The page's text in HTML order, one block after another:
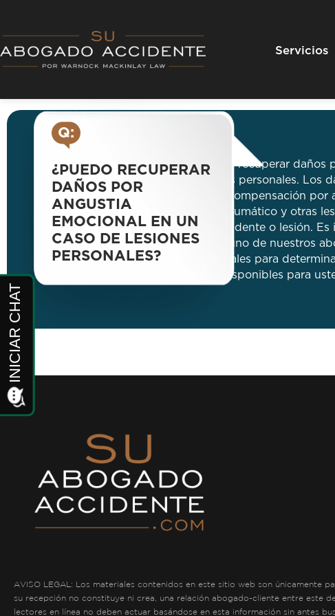
content
Servicios
R:Sí, es posible recuperar daños
caso de lesiones personales. Los
pueden incluir compensación
de estrés postraumático y otras
resultan del accidente o lesión.
específico con uno de nuestros
lesiones personales para
pueden estar disponibles para
Q:
¿PUEDO RECUPERAR
DAÑOS POR
ANGUSTIA
EMOCIONAL EN UN
CASO DE LESIONES
PERSONALES?
AVISO LEGAL: Los materiales contenidos en este sitio web son únicamente
su recepción no constituye ni crea, una relación abogado-cliente entre este
lectores en línea no deben actuar basándose en esta información sin antes